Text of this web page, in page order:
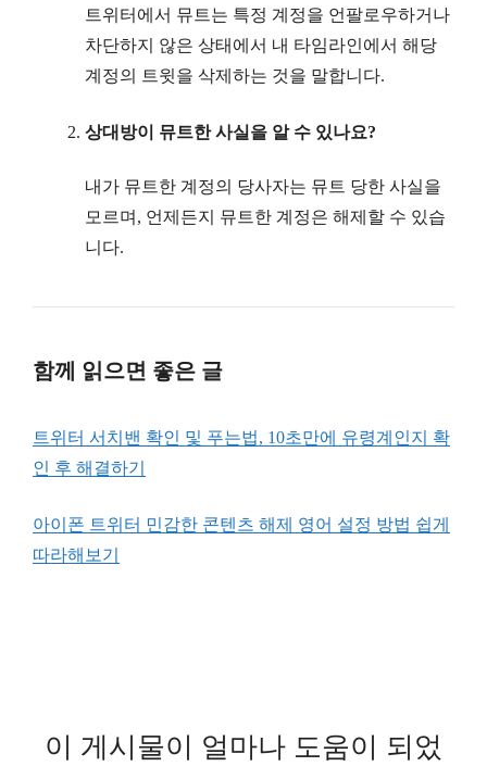
트위터에서 뮤트는 특정 계정을 언팔로우하거나
차단하지 않은 상태에서 내 타임라인에서 해당
계정의 트윗을 삭제하는 것을 말합니다.
상대방이 뮤트한 사실을 알 수 있나요?
내가 뮤트한 계정의 당사자는 뮤트 당한 사실을
모르며, 언제든지 뮤트한 계정은 해제할 수 있습
니다.
함께 읽으면 좋은 글
트위터 서치밴 확인 및 푸는법, 10초만에 유령계인지 확
인 후 해결하기
아이폰 트위터 민감한 콘텐츠 해제 영어 설정 방법 쉽게
따라해보기
이 게시물이 얼마나 도움이 되었